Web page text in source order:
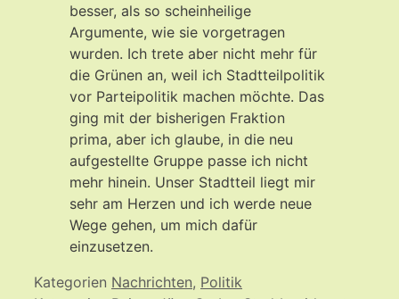
besser, als so scheinheilige
Argumente, wie sie vorgetragen
wurden. Ich trete aber nicht mehr für
die Grünen an, weil ich Stadtteilpolitik
vor Parteipolitik machen möchte. Das
ging mit der bisherigen Fraktion
prima, aber ich glaube, in die neu
aufgestellte Gruppe passe ich nicht
mehr hinein. Unser Stadtteil liegt mir
sehr am Herzen und ich werde neue
Wege gehen, um mich dafür
einzusetzen.
Kategorien Nachrichten, Politik